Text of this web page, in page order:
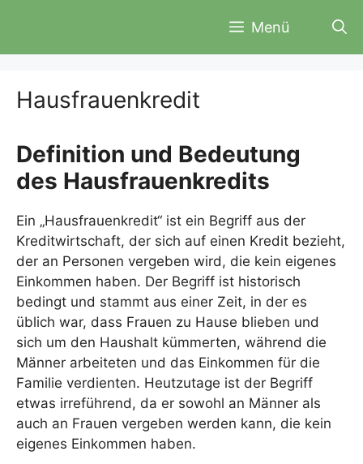
Menü
Hausfrauenkredit
Definition und Bedeutung
des Hausfrauenkredits
Ein „Hausfrauenkredit“ ist ein Begriff aus der
Kreditwirtschaft, der sich auf einen Kredit bezieht,
der an Personen vergeben wird, die kein eigenes
Einkommen haben. Der Begriff ist historisch
bedingt und stammt aus einer Zeit, in der es
üblich war, dass Frauen zu Hause blieben und
sich um den Haushalt kümmerten, während die
Männer arbeiteten und das Einkommen für die
Familie verdienten. Heutzutage ist der Begriff
etwas irreführend, da er sowohl an Männer als
auch an Frauen vergeben werden kann, die kein
eigenes Einkommen haben.